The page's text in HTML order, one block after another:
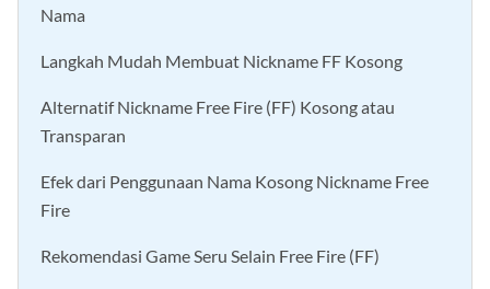
Nama
Langkah Mudah Membuat Nickname FF Kosong
Alternatif Nickname Free Fire (FF) Kosong atau
Transparan
Efek dari Penggunaan Nama Kosong Nickname Free
Fire
Rekomendasi Game Seru Selain Free Fire (FF)